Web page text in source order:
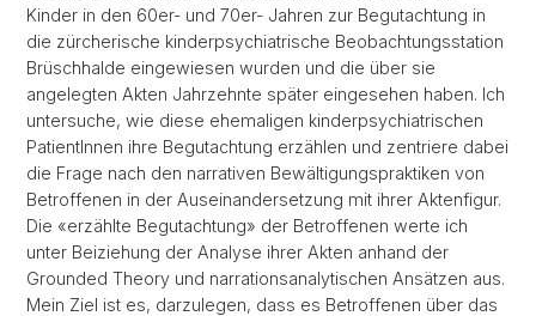
Kinder in den 60er- und 70er- Jahren zur Begutachtung in
die zürcherische kinderpsychiatrische Beobachtungsstation
Brüschhalde eingewiesen wurden und die über sie
angelegten Akten Jahrzehnte später eingesehen haben. Ich
untersuche, wie diese ehemaligen kinderpsychiatrischen
PatientInnen ihre Begutachtung erzählen und zentriere dabei
die Frage nach den narrativen Bewältigungspraktiken von
Betroffenen in der Auseinandersetzung mit ihrer Aktenfigur.
Die «erzählte Begutachtung» der Betroffenen werte ich
unter Beiziehung der Analyse ihrer Akten anhand der
Grounded Theory und narrationsanalytischen Ansätzen aus.
Mein Ziel ist es, darzulegen, dass es Betroffenen über das